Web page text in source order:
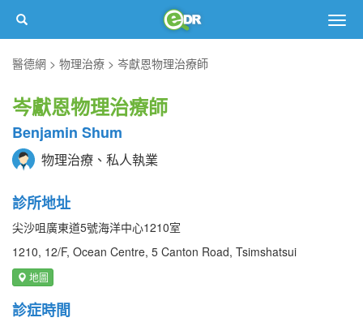
醫德網
物理治療 岑獻恩物理治療師
岑獻恩物理治療師
Benjamin Shum
物理治療、私人執業
診所地址
尖沙咀廣東道5號海洋中心1210室
1210, 12/F, Ocean Centre, 5 Canton Road, Tsimshatsui
地圖
診症時間